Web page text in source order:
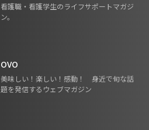
看護職・看護学生のライフサポートマガジ
ン。
OVO
美味しい！楽しい！感動！ 身近で旬な話
題を発信するウェブマガジン